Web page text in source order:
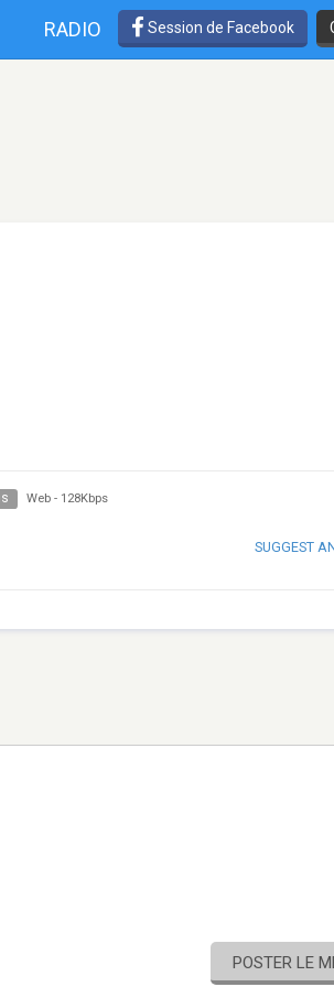
RADIO Session de Facebook
Web - 128Kbps
SUGGEST
POSTER LE